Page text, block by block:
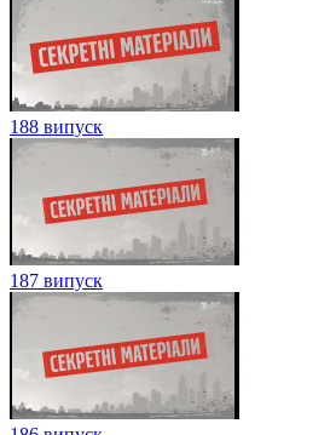
188 випуск
187 випуск